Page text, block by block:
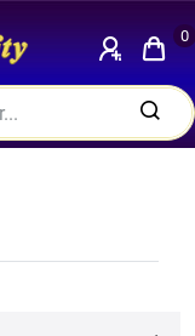
0